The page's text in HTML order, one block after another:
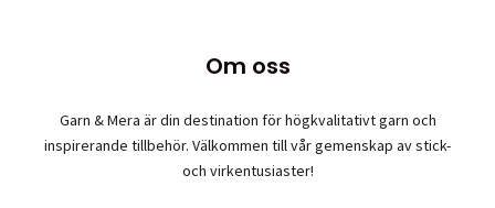
Om oss
Garn & Mera är din destination för högkvalitativt garn och
inspirerande tillbehör. Välkommen till vår gemenskap av stick-
och virkentusiaster!